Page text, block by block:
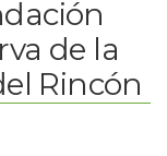
de la
Rincón